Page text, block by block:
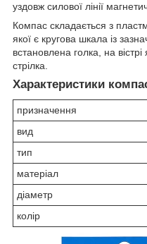
уздовж силової лінії
Компас складається з
якої є кругова шкала із
встановлена голка, на
стрілка.
Характеристики
призначення
вид
тип
матеріал
діаметр
колір